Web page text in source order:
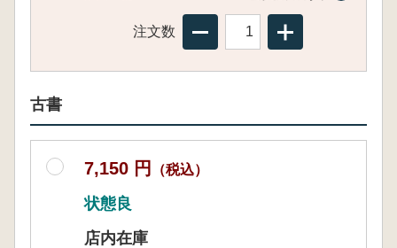
注文数
古書
7,150 円 （税込）
状態良
店内在庫